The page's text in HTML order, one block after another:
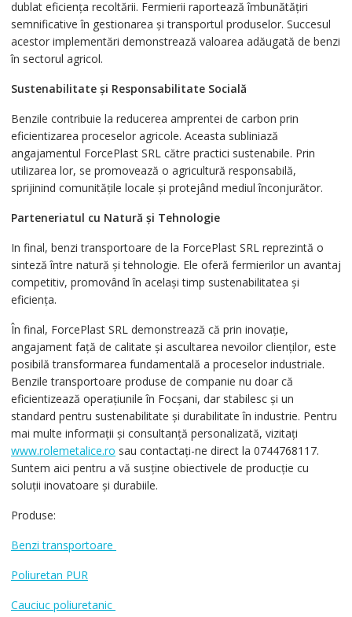
dublat eficiența recoltării. Fermierii raportează îmbunătățiri
semnificative în gestionarea și transportul produselor. Succesul
acestor implementări demonstrează valoarea adăugată de benzi
în sectorul agricol.
Sustenabilitate și Responsabilitate Socială
Benzile contribuie la reducerea amprentei de carbon prin
eficientizarea proceselor agricole. Aceasta subliniază
angajamentul ForcePlast SRL către practici sustenabile. Prin
utilizarea lor, se promovează o agricultură responsabilă,
sprijinind comunitățile locale și protejând mediul înconjurător.
Parteneriatul cu Natură și Tehnologie
In final, benzi transportoare de la ForcePlast SRL reprezintă o
sinteză între natură și tehnologie. Ele oferă fermierilor un avantaj
competitiv, promovând în același timp sustenabilitatea și
eficiența.
În final, ForcePlast SRL demonstrează că prin inovație,
angajament față de calitate și ascultarea nevoilor clienților, este
posibilă transformarea fundamentală a proceselor industriale.
Benzile transportoare produse de companie nu doar că
eficientizează operațiunile în Focșani, dar stabilesc și un
standard pentru sustenabilitate și durabilitate în industrie. Pentru
mai multe informații și consultanță personalizată, vizitați
www.rolemetalice.ro sau contactați-ne direct la 0744768117.
Suntem aici pentru a vă susține obiectivele de producție cu
soluții inovatoare și durabiile.
Produse:
Benzi transportoare
Poliuretan PUR
Cauciuc poliuretanic